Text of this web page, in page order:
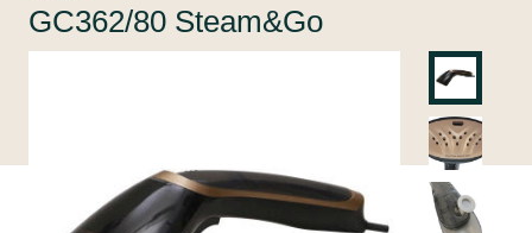
GC362/80 Steam&Go